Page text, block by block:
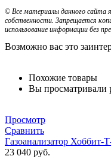
© Все материалы данного сайта
собственности. Запрещается
использование информации без
Возможно вас это
Похожие товары
Вы просматривали
Просмотр
Сравнить
Газоанализатор
23 040 руб.